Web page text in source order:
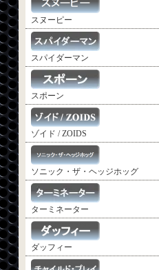
スヌーピー
スパイダーマン
スポーン
ゾイド / ZOIDS
ソニック・ザ・ヘッジホッグ
ターミネーター
ダッフィー